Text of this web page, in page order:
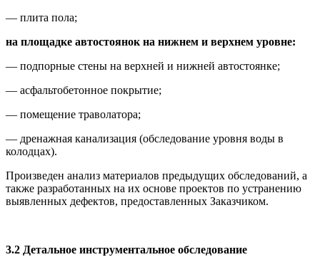
— плита пола;
на площадке автостоянок на нижнем и верхнем уровне:
— подпорные стены на верхней и нижней автостоянке;
— асфальтобетонное покрытие;
— помещение траволатора;
— дренажная канализация (обследование уровня воды в
колодцах).
Произведен анализ материалов предыдущих обследований, а
также разработанных на их основе проектов по устранению
выявленных дефектов, предоставленных Заказчиком.
3.2 Детальное инструментальное обследование